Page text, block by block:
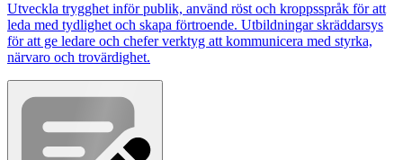
Utveckla trygghet inför publik, använd röst och kroppsspråk för att
leda med tydlighet och skapa förtroende. Utbildningar skräddarsys
för att ge ledare och chefer verktyg att kommunicera med styrka,
närvaro och trovärdighet.